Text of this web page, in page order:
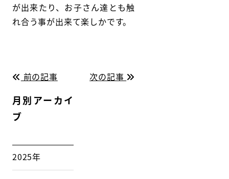
が出来たり、お子さん達とも触
れ合う事が出来て楽しかです。
前の記事 次の記事
月別アーカイ
ブ
2025年